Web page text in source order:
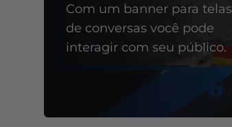
Com um banner para telas
de conversas você pode
interagir com seu público.